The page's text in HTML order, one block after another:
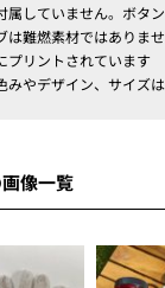
していません。ボタ
難燃素材ではありま
プリントされています
やデザイン、サイズ
像一覧